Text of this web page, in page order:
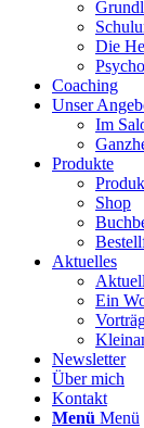
Die
Coaching
Unser
Im
Produkte
Shop
Aktuelles
Ein
Newsletter
Über mich
Kontakt
Menü Menü